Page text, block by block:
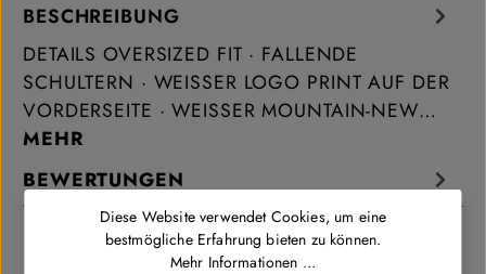
BESCHREIBUNG
DETAILS OVERSIZED FIT · FALLENDE
SCHULTERN · WEISSER LOGO PRINT AUF DER V
ORDERSEITE · WEISSER MOUNTAIN-NEW…
MEHR
BEWERTUNGEN
Diese Website verwendet Cookies, um eine
bestmögliche Erfahrung bieten zu können.
Mehr Informationen ...